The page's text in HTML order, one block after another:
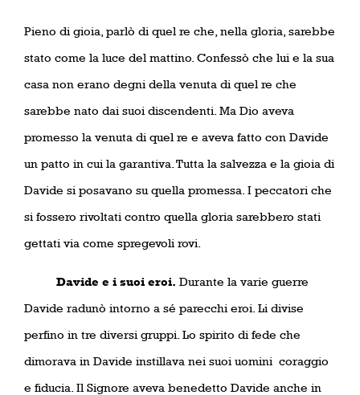
Pieno di gioia, parlò di quel re che, nella gloria, sarebbe
stato come la luce del mattino. Confessò che lui e la sua
casa non erano degni della venuta di quel re che
sarebbe nato dai suoi discendenti. Ma Dio aveva
promesso la venuta di quel re e aveva fatto con Davide
un patto in cui la garantiva. Tutta la salvezza e la gioia di
Davide si posavano su quella promessa. I peccatori che
si fossero rivoltati contro quella gloria sarebbero stati
gettati via come spregevoli rovi.
Davide e i suoi eroi. Durante la varie guerre
Davide radunò intorno a sé parecchi eroi. Li divise
perfino in tre diversi gruppi. Lo spirito di fede che
dimorava in Davide instillava nei suoi uomini coraggio
e fiducia. Il Signore aveva benedetto Davide anche in